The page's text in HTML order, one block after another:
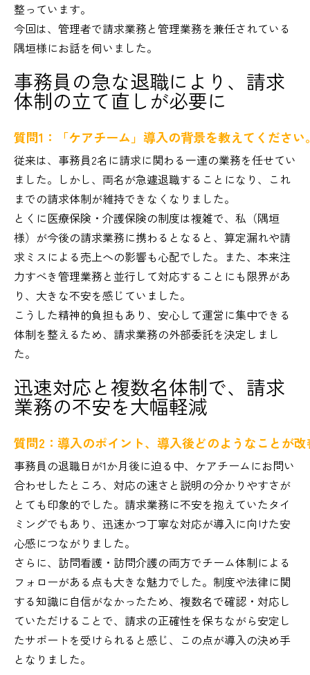
整っています。
今回は、管理者で請求業務と管理業務を兼任されている
隅垣様にお話を伺いました。
事務員の急な退職により、請求
体制の立て直しが必要に
質問1：「ケアチーム」導入の背景を教えてください
従来は、事務員2名に請求に関わる一連の業務を任せてい
ました。しかし、両名が急遽退職することになり、これ
までの請求体制が維持できなくなりました。
とくに医療保険・介護保険の制度は複雑で、私（隅垣
様）が今後の請求業務に携わるとなると、算定漏れや請
求ミスによる売上への影響も心配でした。また、本来注
力すべき管理業務と並行して対応することにも限界があ
り、大きな不安を感じていました。
こうした精神的負担もあり、安心して運営に集中できる
体制を整えるため、請求業務の外部委託を決定しまし
た。
迅速対応と複数名体制で、請求
業務の不安を大幅軽減
質問2：導入のポイント、導入後どのようなことが
事務員の退職日が1か月後に迫る中、ケアチームにお問い
合わせしたところ、対応の速さと説明の分かりやすさが
とても印象的でした。請求業務に不安を抱えていたタイ
ミングでもあり、迅速かつ丁寧な対応が導入に向けた安
心感につながりました。
さらに、訪問看護・訪問介護の両方でチーム体制による
フォローがある点も大きな魅力でした。制度や法律に関
する知識に自信がなかったため、複数名で確認・対応し
ていただけることで、請求の正確性を保ちながら安定し
たサポートを受けられると感じ、この点が導入の決め手
となりました。